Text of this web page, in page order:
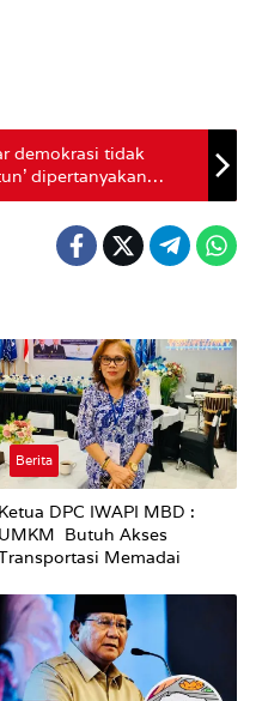
demokrasi tidak
dipertanyakan
memang berisik,
Berita
Ketua DPC IWAPI MBD :
UMKM Butuh Akses
Memadai